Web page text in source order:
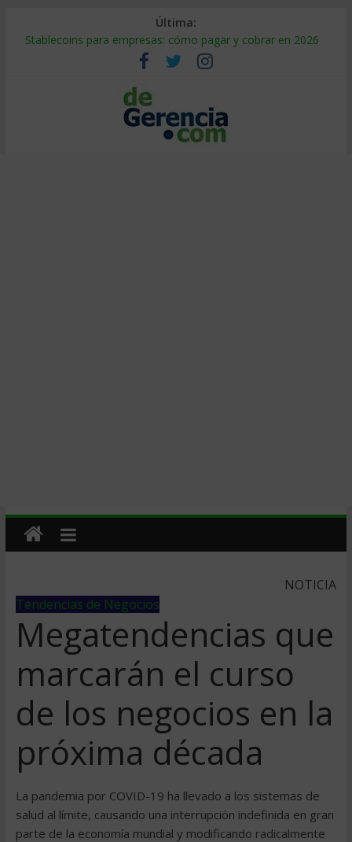
Última:
Stablecoins para empresas: cómo pagar y cobrar en 2026
Despido silencioso: qué es y por qué sale tan caro
IA en selección de personal: cómo auditarla a tiempo
Trabajo forzoso en la cadena de suministro: qué hacer
Mercado hispano de EE. UU.: cómo segmentarlo y venderle
NOTICIA
Tendencias de Negocios
Megatendencias que
marcarán el curso
de los negocios en la
próxima década
La pandemia por COVID-19 ha llevado a los sistemas de
salud al límite, causando una interrupción indefinida en gran
parte de la economía mundial y modificando radicalmente